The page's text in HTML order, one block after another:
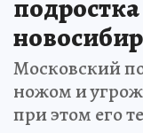
Московский
ножом и
при этом его